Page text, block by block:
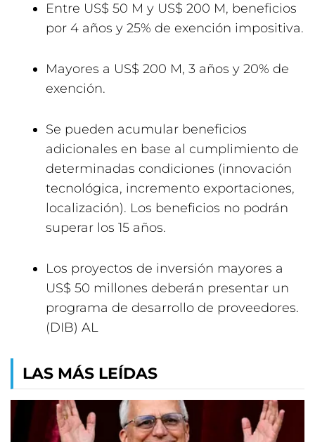
Entre US$ 50 M y US$ 200 M, beneficios
por 4 años y 25% de exención impositiva.
Mayores a US$ 200 M, 3 años y 20% de
exención.
Se pueden acumular beneficios
adicionales en base al cumplimiento de
determinadas condiciones (innovación
tecnológica, incremento exportaciones,
localización). Los beneficios no podrán
superar los 15 años.
Los proyectos de inversión mayores a
US$ 50 millones deberán presentar un
programa de desarrollo de proveedores.
(DIB) AL
LAS MÁS LEÍDAS